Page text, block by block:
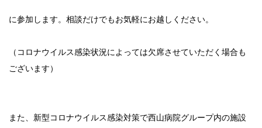
に参加します。相談だけでもお気軽にお越しください。
（コロナウイルス感染状況によっては欠席させていただく場合も
ございます）
また、新型コロナウイルス感染対策で西山病院グループ内の施設